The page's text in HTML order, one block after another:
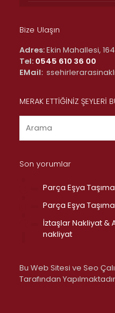
Bize Ulaşın
Adres:Ekin Mahallesi,
Tel: 0545 610 36 00
EMail:
MERAK ETTİĞİNİZ ŞEYLERİ
Son yorumlar
Parça Eşya
Parça Eşya
İztaşlar Nakliyat &
nakliyat
Bu Web Sitesi ve Seo
Tarafından